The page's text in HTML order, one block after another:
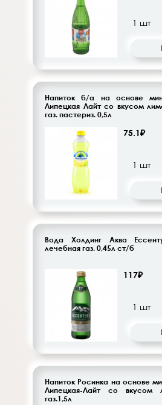
Напиток б/а на основе
Липецкая Лайт со вкусом
газ. пастериз. 0,5л
75.1₽
Вода Холдинг Аква
лечебная газ. 0,45л ст/б
117₽
Напиток Росинка на основе
Липецкая-Лайт со вкусом
газ.1,5л